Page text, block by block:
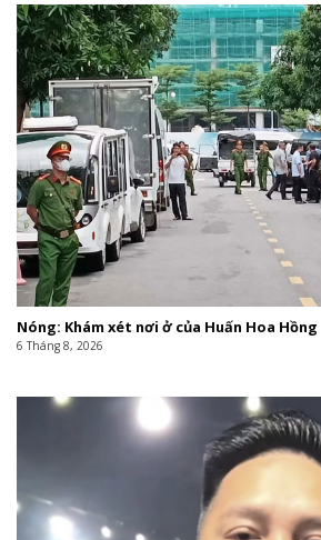
Nóng: Khám xét nơi ở của Huấn Hoa Hồng
6 Tháng 8, 2026